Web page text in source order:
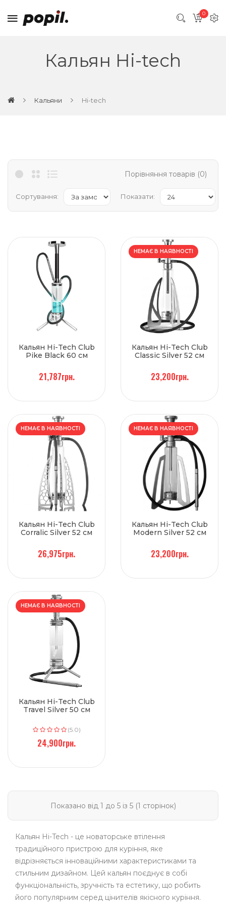
0
Кальян Hi-tech
Кальяни Hi-tech
Порівняння товарів (0)
Сортування: Показати:
Кальян Hi-Tech Club
Pike Black 60 см
21,787грн.
НЕМАЄ В НАЯВНОСТІ
Кальян Hi-Tech Club
Classic Silver 52 см
23,200грн.
НЕМАЄ В НАЯВНОСТІ
Кальян Hi-Tech Club
Corralic Silver 52 см
26,975грн.
НЕМАЄ В НАЯВНОСТІ
Кальян Hi-Tech Club
Modern Silver 52 см
23,200грн.
НЕМАЄ В НАЯВНОСТІ
Кальян Hi-Tech Club
Travel Silver 50 см
(5.0)
24,900грн.
Показано від 1 до 5 із 5 (1 сторінок)
Кальян Hi-Tech - це новаторське втілення
традиційного пристрою для куріння, яке
відрізняється інноваційними характеристиками та
стильним дизайном. Цей кальян поєднує в собі
функціональність, зручність та естетику, що робить
його популярним серед цінителів якісного куріння.